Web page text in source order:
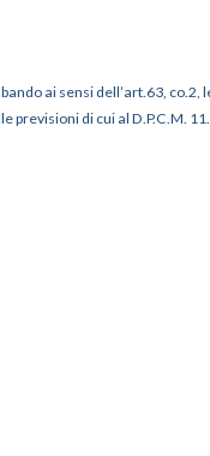
ai sensi dell’art.63,
di cui al D.P.C.M.